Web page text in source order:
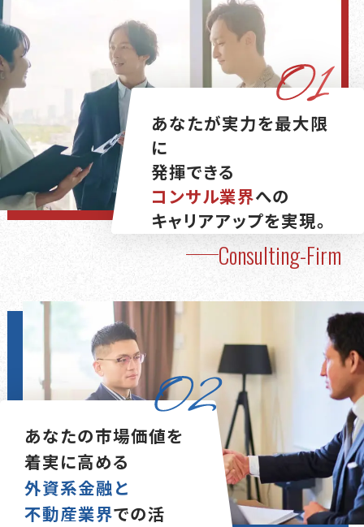
Consulting-Firm
あなたが実力を最大限
に
発揮できる
コンサル業界への
キャリアアップを実現。
あなたの市場価値を
着実に高める
外資系金融と
不動産業界での活